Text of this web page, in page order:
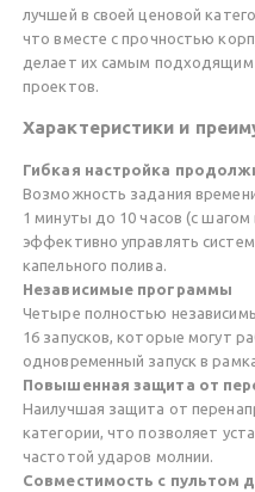
лучшей в своей ценовой
что вместе с прочностью
делает их самым
проектов.
Характеристики и
Гибкая настройка
Возможность задания
1 минуты до 10 часов (с шагом
эффективно управлять
капельного полива.
Независимые программы
Четыре полностью
16 запусков, которые могут
одновременный запуск в
Повышенная защита от
Наилучшая защита от
категории, что позволяет
частотой ударов молнии.
Совместимость с пультом